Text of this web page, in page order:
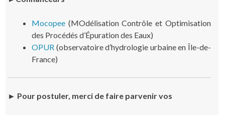
Mocopee (MOdélisation Contrôle et Optimisation
des Procédés d’Épuration des Eaux)
OPUR (observatoire d’hydrologie urbaine en Île-de-
France)
► Pour postuler, merci de faire parvenir vos